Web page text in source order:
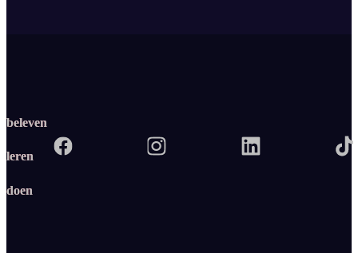
beleven
leren
doen